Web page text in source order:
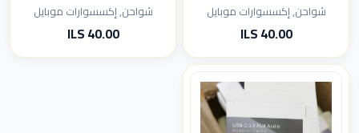
شواحن, إكسسوارات موبايل
40.00 ILS
شواحن, إكسسوارات موبايل
40.00 ILS